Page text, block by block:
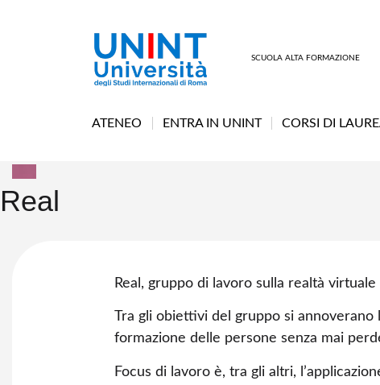
SCUOLA ALTA FORMAZIONE
ATENEO ENTRA IN UNINT CORSI DI
Real
Real, gruppo di lavoro sulla realtà
Tra gli obiettivi del gruppo si
formazione delle persone senza mai
Focus di lavoro è, tra gli altri,